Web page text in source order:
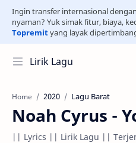
Ingin transfer internasional
nyaman? Yuk simak fitur, biaya,
Topremityang layak
Lirik Lagu
Home 2020 Lagu Barat
Noah Cyrus -
|| Lyrics || Lirik Lagu ||